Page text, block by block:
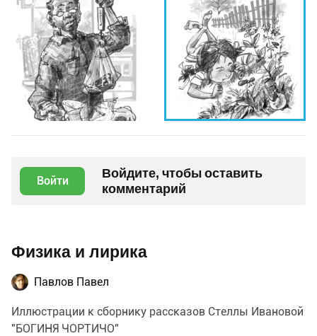
Войти
Войдите, чтобы оставить
комментарий
Физика и лирика
Павлов Павел
Иллюстрации к сборнику рассказов Стеллы Ивановой
"БОГИНЯ ЧОРТИЧО"